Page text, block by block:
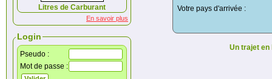
Litres de Carburant
En savoir plus
Login
Pseudo :
Mot de passe :
Votre pays d'arrivée :
Un trajet en